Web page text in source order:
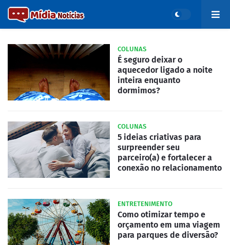
COLUNAS
É seguro deixar o
aquecedor ligado a noite
inteira enquanto
dormimos?
COLUNAS
5 ideias criativas para
surpreender seu
parceiro(a) e fortalecer a
conexão no relacionamento
ENTRETENIMENTO
Como otimizar tempo e
orçamento em uma viagem
para parques de diversão?